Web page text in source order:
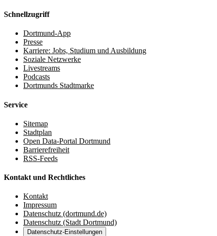
Schnellzugriff
Dortmund-App
Presse
Karriere: Jobs, Studium und Ausbildung
Soziale Netzwerke
Livestreams
Podcasts
Dortmunds Stadtmarke
Service
Sitemap
Stadtplan
Open Data-Portal Dortmund
Barrierefreiheit
RSS-Feeds
Kontakt und Rechtliches
Kontakt
Impressum
Datenschutz (dortmund.de)
Datenschutz (Stadt Dortmund)
Datenschutz-Einstellungen